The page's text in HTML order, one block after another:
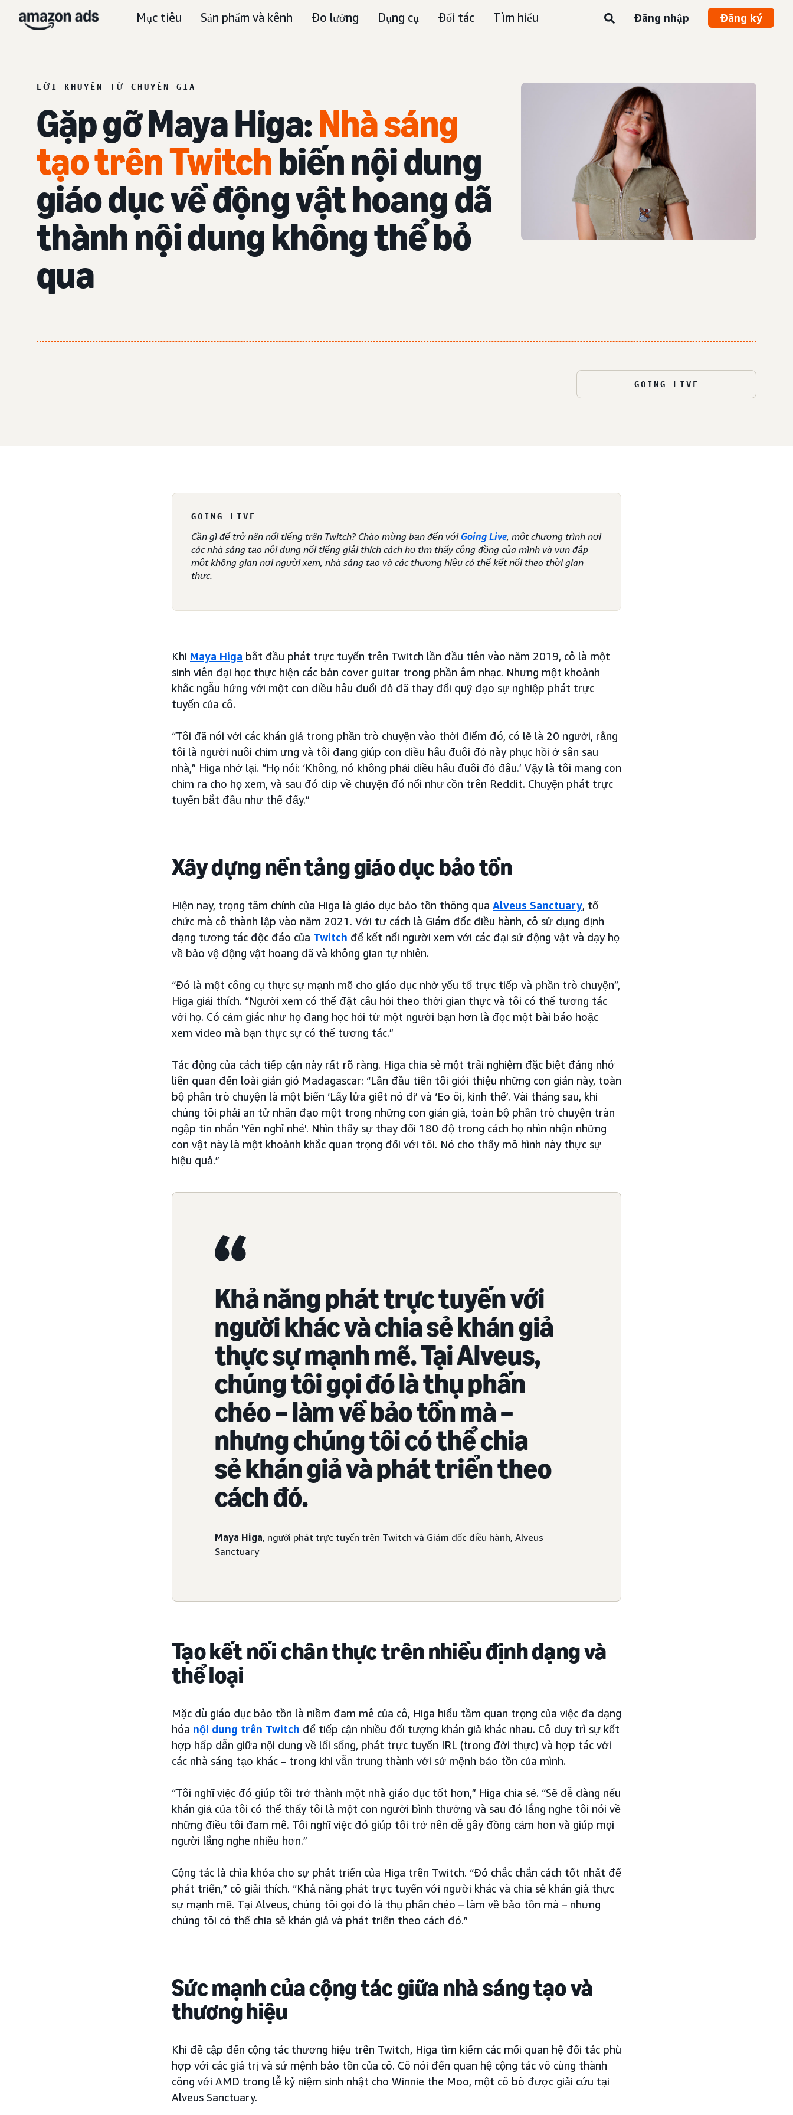
Mục tiêu Sản phẩm và kênh Đo lường Dụng cụ Đối tác Tìm hiểu Đăng nhập Đăng ký
LỜI KHUYÊN TỪ CHUYÊN GIA
Gặp gỡ Maya Higa:Nhà sáng
tạo trên Twitchbiến nội dung
giáo dục về động vật hoang dã
thành nội dung không thể bỏ
qua
GOING LIVE
GOING LIVE
Cần gì để trở nên nổi tiếng trên Twitch? Chào mừng bạn đến vớiGoing Live, một chương trình nơi
các nhà sáng tạo nội dung nổi tiếng giải thích cách họ tìm thấy cộng đồng của mình và vun đắp
một không gian nơi người xem, nhà sáng tạo và các thương hiệu có thể kết nối theo thời gian
thực.
Khi Maya Higa bắt đầu phát trực tuyến trên Twitch lần đầu tiên vào năm 2019, cô là một
sinh viên đại học thực hiện các bản cover guitar trong phần âm nhạc. Nhưng một khoảnh
khắc ngẫu hứng với một con diều hâu đuổi đỏ đã thay đổi quỹ đạo sự nghiệp phát trực
tuyến của cô.
“Tôi đã nói với các khán giả trong phần trò chuyện vào thời điểm đó, có lẽ là 20 người, rằng
tôi là người nuôi chim ưng và tôi đang giúp con diều hâu đuôi đỏ này phục hồi ở sân sau
nhà,” Higa nhớ lại. “Họ nói: ‘Không, nó không phải diều hâu đuôi đỏ đâu.’ Vậy là tôi mang con
chim ra cho họ xem, và sau đó clip về chuyện đó nổi như cồn trên Reddit. Chuyện phát trực
tuyến bắt đầu như thế đấy.”
Xây dựng nền tảng giáo dục bảo tồn
Hiện nay, trọng tâm chính của Higa là giáo dục bảo tồn thông qua Alveus Sanctuary, tổ
chức mà cô thành lập vào năm 2021. Với tư cách là Giám đốc điều hành, cô sử dụng định
dạng tương tác độc đáo của Twitch để kết nối người xem với các đại sứ động vật và dạy họ
về bảo vệ động vật hoang dã và không gian tự nhiên.
“Đó là một công cụ thực sự mạnh mẽ cho giáo dục nhờ yếu tố trực tiếp và phần trò chuyện”,
Higa giải thích. “Người xem có thể đặt câu hỏi theo thời gian thực và tôi có thể tương tác
với họ. Có cảm giác như họ đang học hỏi từ một người bạn hơn là đọc một bài báo hoặc
xem video mà bạn thực sự có thể tương tác.”
Tác động của cách tiếp cận này rất rõ ràng. Higa chia sẻ một trải nghiệm đặc biệt đáng nhớ
liên quan đến loài gián gió Madagascar: “Lần đầu tiên tôi giới thiệu những con gián này, toàn
bộ phần trò chuyện là một biển ‘Lấy lửa giết nó đi’ và ‘Eo ôi, kinh thế’. Vài tháng sau, khi
chúng tôi phải an tử nhân đạo một trong những con gián già, toàn bộ phần trò chuyện tràn
ngập tin nhắn 'Yên nghỉ nhé'. Nhìn thấy sự thay đổi 180 độ trong cách họ nhìn nhận những
con vật này là một khoảnh khắc quan trọng đối với tôi. Nó cho thấy mô hình này thực sự
hiệu quả.”
Khả năng phát trực tuyến với
người khác và chia sẻ khán giả
thực sự mạnh mẽ. Tại Alveus,
chúng tôi gọi đó là thụ phấn
chéo – làm về bảo tồn mà –
nhưng chúng tôi có thể chia
sẻ khán giả và phát triển theo
cách đó.
Maya Higa, người phát trực tuyến trên Twitch và Giám đốc điều hành, Alveus
Sanctuary
Tạo kết nối chân thực trên nhiều định dạng và
thể loại
Mặc dù giáo dục bảo tồn là niềm đam mê của cô, Higa hiểu tầm quan trọng của việc đa dạng
hóa nội dung trên Twitch để tiếp cận nhiều đối tượng khán giả khác nhau. Cô duy trì sự kết
hợp hấp dẫn giữa nội dung về lối sống, phát trực tuyến IRL (trong đời thực) và hợp tác với
các nhà sáng tạo khác – trong khi vẫn trung thành với sứ mệnh bảo tồn của mình.
“Tôi nghĩ việc đó giúp tôi trở thành một nhà giáo dục tốt hơn,” Higa chia sẻ. “Sẽ dễ dàng nếu
khán giả của tôi có thể thấy tôi là một con người bình thường và sau đó lắng nghe tôi nói về
những điều tôi đam mê. Tôi nghĩ việc đó giúp tôi trở nên dễ gây đồng cảm hơn và giúp mọi
người lắng nghe nhiều hơn.”
Cộng tác là chìa khóa cho sự phát triển của Higa trên Twitch. “Đó chắc chắn cách tốt nhất để
phát triển,” cô giải thích. “Khả năng phát trực tuyến với người khác và chia sẻ khán giả thực
sự mạnh mẽ. Tại Alveus, chúng tôi gọi đó là thụ phấn chéo – làm về bảo tồn mà – nhưng
chúng tôi có thể chia sẻ khán giả và phát triển theo cách đó.”
Sức mạnh của cộng tác giữa nhà sáng tạo và
thương hiệu
Khi đề cập đến cộng tác thương hiệu trên Twitch, Higa tìm kiếm các mối quan hệ đối tác phù
hợp với các giá trị và sứ mệnh bảo tồn của cô. Cô nói đến quan hệ cộng tác vô cùng thành
công với AMD trong lễ kỷ niệm sinh nhật cho Winnie the Moo, một cô bò được giải cứu tại
Alveus Sanctuary.